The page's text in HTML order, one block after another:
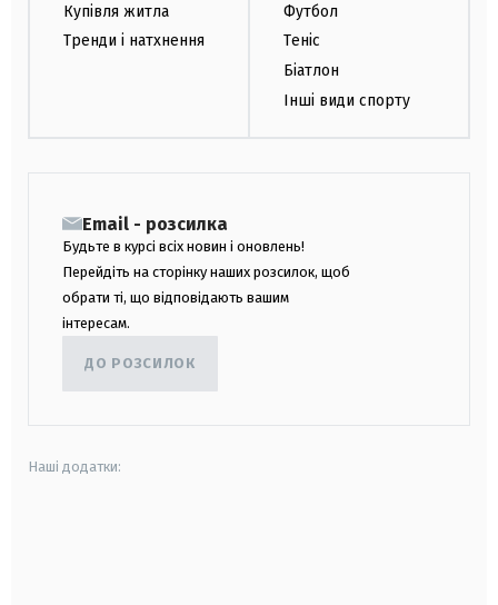
Купівля житла
Тренди і натхнення
Футбол
Теніс
Біатлон
Інші види спорту
Email - розсилка
Будьте в курсі всіх новин і оновлень!
Перейдіть на сторінку наших розсилок, щоб
обрати ті, що відповідають вашим
інтересам.
ДО РОЗСИЛОК
Наші додатки: